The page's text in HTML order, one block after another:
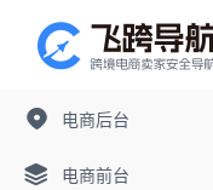
电商后台
电商前台